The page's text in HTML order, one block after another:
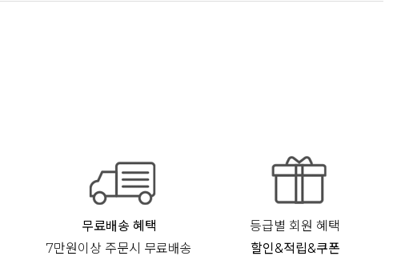
무료배송 혜택
7만원이상 주문시 무료배송
등급별 회원 혜택
할인&적립&쿠폰